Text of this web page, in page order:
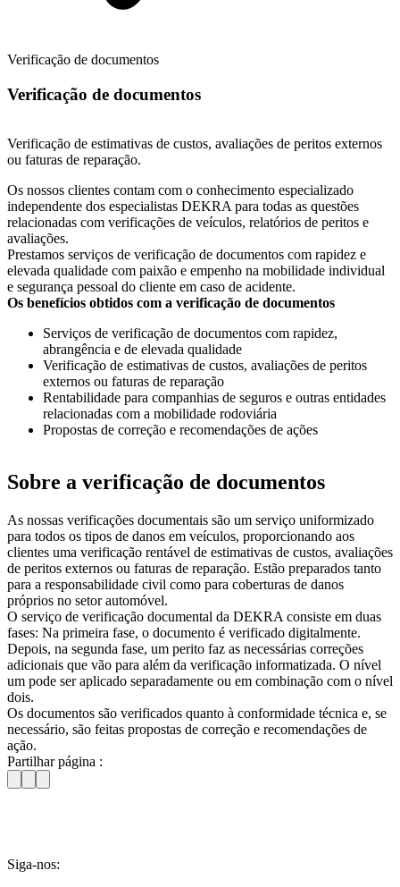
Verificação de documentos
Verificação de documentos
Verificação de estimativas de custos, avaliações de peritos externos
ou faturas de reparação.
Os nossos clientes contam com o conhecimento especializado
independente dos especialistas DEKRA para todas as questões
relacionadas com verificações de veículos, relatórios de peritos e
avaliações.
Prestamos serviços de verificação de documentos com rapidez e
elevada qualidade com paixão e empenho na mobilidade individual
e segurança pessoal do cliente em caso de acidente.
Os benefícios obtidos com a verificação de documentos
Serviços de verificação de documentos com rapidez,
abrangência e de elevada qualidade
Verificação de estimativas de custos, avaliações de peritos
externos ou faturas de reparação
Rentabilidade para companhias de seguros e outras entidades
relacionadas com a mobilidade rodoviária
Propostas de correção e recomendações de ações
Sobre a verificação de documentos
As nossas verificações documentais são um serviço uniformizado
para todos os tipos de danos em veículos, proporcionando aos
clientes uma verificação rentável de estimativas de custos, avaliações
de peritos externos ou faturas de reparação. Estão preparados tanto
para a responsabilidade civil como para coberturas de danos
próprios no setor automóvel.
O serviço de verificação documental da DEKRA consiste em duas
fases: Na primeira fase, o documento é verificado digitalmente.
Depois, na segunda fase, um perito faz as necessárias correções
adicionais que vão para além da verificação informatizada. O nível
um pode ser aplicado separadamente ou em combinação com o nível
dois.
Os documentos são verificados quanto à conformidade técnica e, se
necessário, são feitas propostas de correção e recomendações de
ação.
Partilhar página :
Siga-nos: